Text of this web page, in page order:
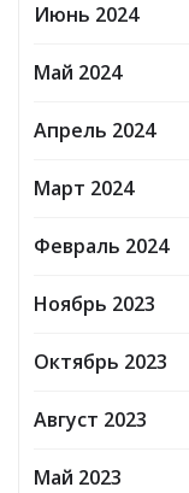
Июнь 2024
Май 2024
Апрель 2024
Март 2024
Февраль 2024
Ноябрь 2023
Октябрь 2023
Август 2023
Май 2023